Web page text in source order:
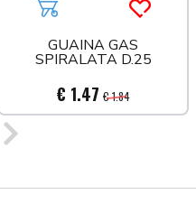
tardiAggiungi al carrello
GUAINA GAS
SPIRALATA D.25
€ 1.47 € 1.84